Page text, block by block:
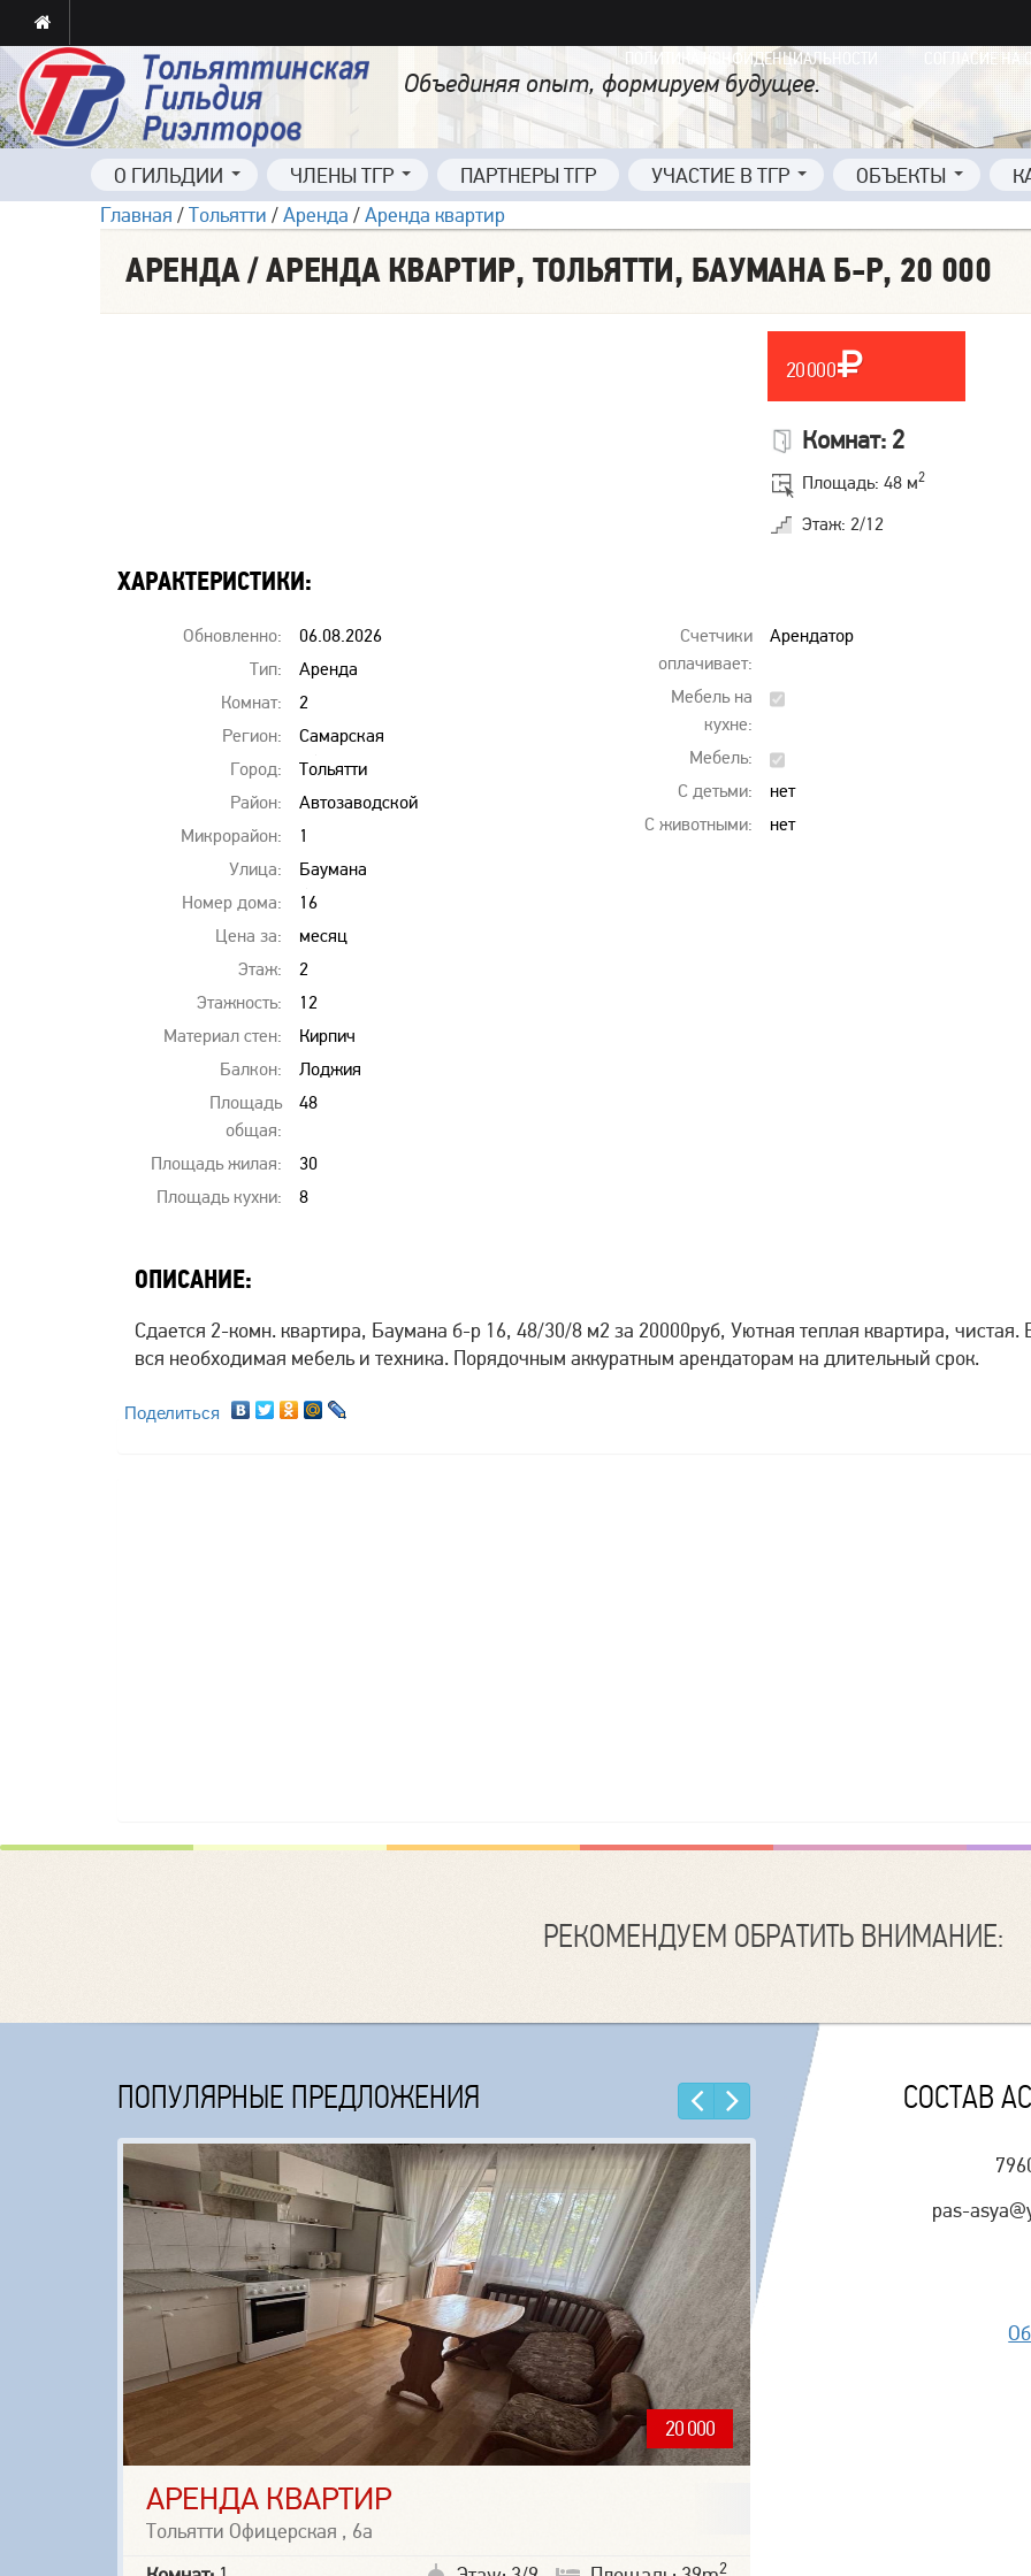
ПОЛИТИКА КОНФИДЕНЦИАЛЬНОСТИ СОГЛАСИЕ
Объединяя опыт, формируем будущее.
О ГИЛЬДИИ ЧЛЕНЫ ТГР ПАРТНЕРЫ ТГР УЧАСТИЕ В ТГР ОБЪЕКТЫ
Главная /Тольятти /Аренда /Аренда квартир
АРЕНДА / АРЕНДА КВАРТИР, ТОЛЬЯТТИ, БАУМАНА Б-Р, 20 000
20 000
Комнат: 2
Площадь: 48 м2
Этаж: 2/12
ХАРАКТЕРИСТИКИ:
Обновленно:
06.08.2026
00:00
Тип:
Аренда
квартир
Комнат:
2
Регион:
Самарская
область
Город:
Тольятти
Район:
Автозаводской
Микрорайон:
1
Улица:
Баумана
б-
Номер дома:
16
Цена за:
месяц
Этаж:
2
Этажность:
12
Материал стен:
Кирпич
Балкон:
Лоджия
Площадь
общая:
48
Площадь жилая:
30
Площадь кухни:
8
Счетчики
оплачивает:
Арендатор
Мебель на
кухне:
Мебель:
С детьми:
нет
С животными:
нет
ОПИСАНИЕ:
Сдается 2-комн. квартира, Баумана б-р 16, 48/30/8 м2 за 20000руб, Уютная теплая квартира, чистая.
вся необходимая мебель и техника. Порядочным аккуратным арендаторам на длительный срок.
Поделиться
РЕКОМЕНДУЕМ ОБРАТИТЬ ВНИМАНИЕ:
ПОПУЛЯРНЫЕ ПРЕДЛОЖЕНИЯ Назад
Еще
20 000
АРЕНДА КВАРТИР
Тольятти Офицерская , 6а
2
СОСТАВ
pas-